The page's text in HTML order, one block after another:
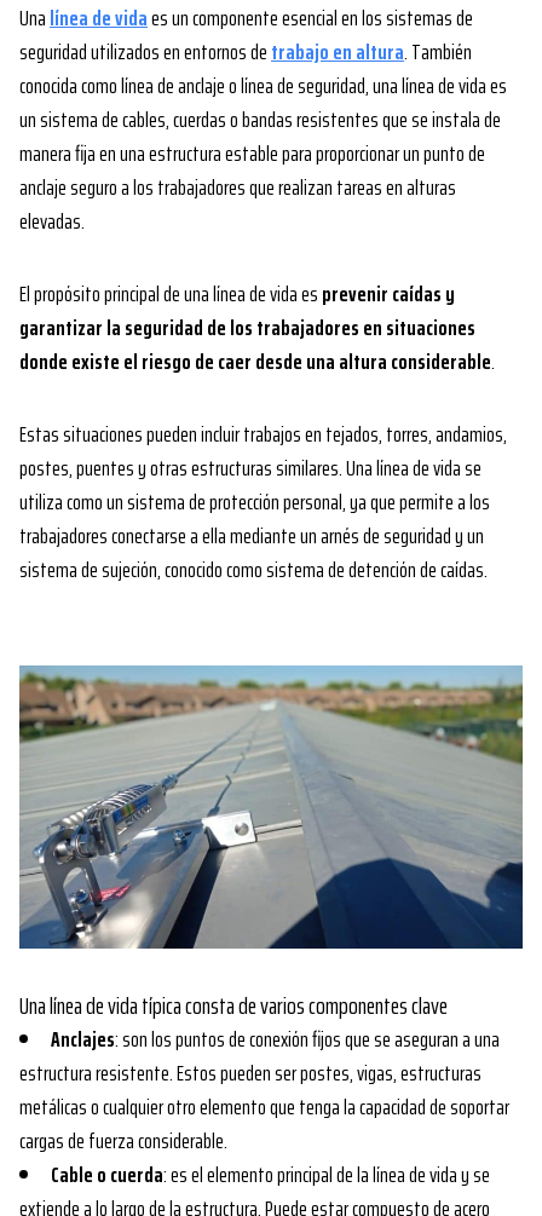
Unalínea de vidaes un componente esencial en los sistemas de
seguridad utilizados en entornos detrabajo en altura. También
conocida como línea de anclaje o línea de seguridad, una línea de vida es
un sistema de cables, cuerdas o bandas resistentes que se instala de
manera fija en una estructura estable para proporcionar un punto de
anclaje seguro a los trabajadores que realizan tareas en alturas
elevadas.
El propósito principal de una línea de vida esprevenir caídas y
garantizar la seguridad de los trabajadores en situaciones
donde existe el riesgo de caer desde una altura considerable.
Estas situaciones pueden incluir trabajos en tejados, torres, andamios,
postes, puentes y otras estructuras similares. Una línea de vida se
utiliza como un sistema de protección personal, ya que permite a los
trabajadores conectarse a ella mediante un arnés de seguridad y un
sistema de sujeción, conocido como sistema de detención de caídas.
Una línea de vida típica consta de varios componentes clave
Anclajes: son los puntos de conexión fijos que se aseguran a una
estructura resistente. Estos pueden ser postes, vigas, estructuras
metálicas o cualquier otro elemento que tenga la capacidad de soportar
cargas de fuerza considerable.
Cable o cuerda: es el elemento principal de la línea de vida y se
extiende a lo largo de la estructura. Puede estar compuesto de acero